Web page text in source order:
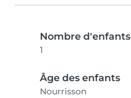
Nombre d'enfants
1
Âge des enfants
Nourrisson